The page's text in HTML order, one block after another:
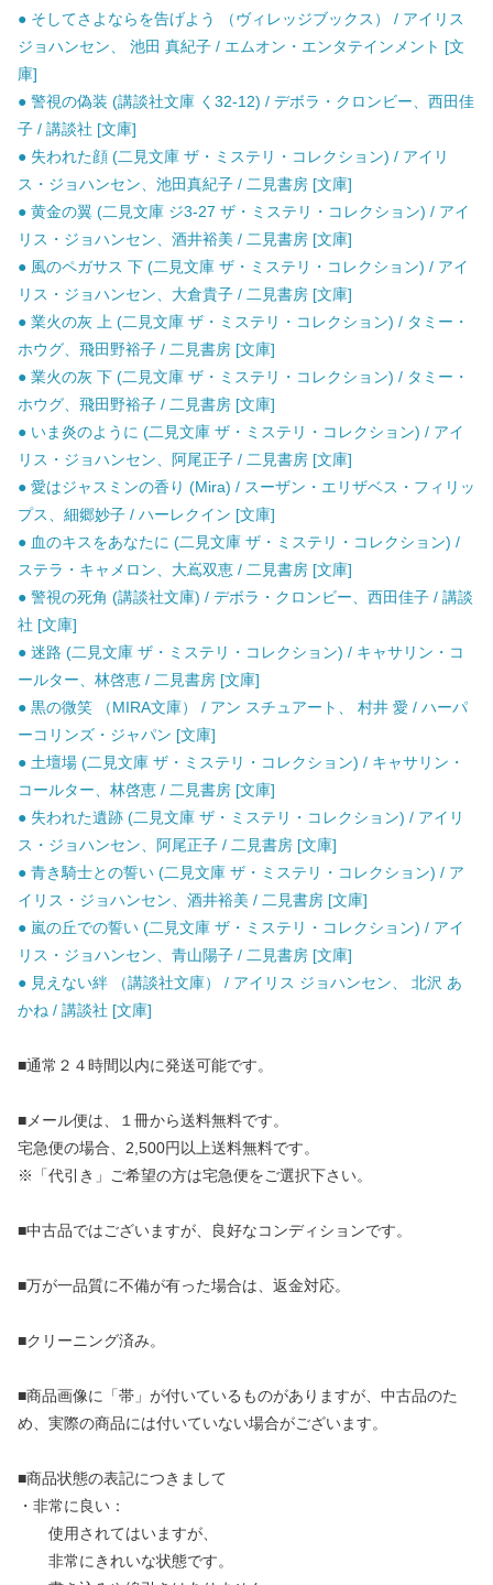
● そしてさよならを告げよう （ヴィレッジブックス） / アイリス
ジョハンセン、 池田 真紀子 / エムオン・エンタテインメント [文
庫]
● 警視の偽装 (講談社文庫 く32-12) / デボラ・クロンビー、西田佳
子 / 講談社 [文庫]
● 失われた顔 (二見文庫 ザ・ミステリ・コレクション) / アイリ
ス・ジョハンセン、池田真紀子 / 二見書房 [文庫]
● 黄金の翼 (二見文庫 ジ3-27 ザ・ミステリ・コレクション) / アイ
リス・ジョハンセン、酒井裕美 / 二見書房 [文庫]
● 風のペガサス 下 (二見文庫 ザ・ミステリ・コレクション) / アイ
リス・ジョハンセン、大倉貴子 / 二見書房 [文庫]
● 業火の灰 上 (二見文庫 ザ・ミステリ・コレクション) / タミー・
ホウグ、飛田野裕子 / 二見書房 [文庫]
● 業火の灰 下 (二見文庫 ザ・ミステリ・コレクション) / タミー・
ホウグ、飛田野裕子 / 二見書房 [文庫]
● いま炎のように (二見文庫 ザ・ミステリ・コレクション) / アイ
リス・ジョハンセン、阿尾正子 / 二見書房 [文庫]
● 愛はジャスミンの香り (Mira) / スーザン・エリザベス・フィリッ
プス、細郷妙子 / ハーレクイン [文庫]
● 血のキスをあなたに (二見文庫 ザ・ミステリ・コレクション) /
ステラ・キャメロン、大嶌双恵 / 二見書房 [文庫]
● 警視の死角 (講談社文庫) / デボラ・クロンビー、西田佳子 / 講談
社 [文庫]
● 迷路 (二見文庫 ザ・ミステリ・コレクション) / キャサリン・コ
ールター、林啓恵 / 二見書房 [文庫]
● 黒の微笑 （MIRA文庫） / アン スチュアート、 村井 愛 / ハーパ
ーコリンズ・ジャパン [文庫]
● 土壇場 (二見文庫 ザ・ミステリ・コレクション) / キャサリン・
コールター、林啓恵 / 二見書房 [文庫]
● 失われた遺跡 (二見文庫 ザ・ミステリ・コレクション) / アイリ
ス・ジョハンセン、阿尾正子 / 二見書房 [文庫]
● 青き騎士との誓い (二見文庫 ザ・ミステリ・コレクション) / ア
イリス・ジョハンセン、酒井裕美 / 二見書房 [文庫]
● 嵐の丘での誓い (二見文庫 ザ・ミステリ・コレクション) / アイ
リス・ジョハンセン、青山陽子 / 二見書房 [文庫]
● 見えない絆 （講談社文庫） / アイリス ジョハンセン、 北沢 あ
かね / 講談社 [文庫]
■通常２４時間以内に発送可能です。
■メール便は、１冊から送料無料です。
宅急便の場合、2,500円以上送料無料です。
※「代引き」ご希望の方は宅急便をご選択下さい。
■中古品ではございますが、良好なコンディションです。
■万が一品質に不備が有った場合は、返金対応。
■クリーニング済み。
■商品画像に「帯」が付いているものがありますが、中古品のた
め、実際の商品には付いていない場合がございます。
■商品状態の表記につきまして
・非常に良い：
使用されてはいますが、
非常にきれいな状態です。